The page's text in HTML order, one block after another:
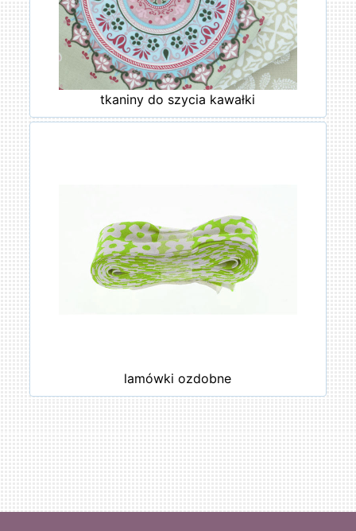
tkaniny do szycia kawałki
lamówki ozdobne